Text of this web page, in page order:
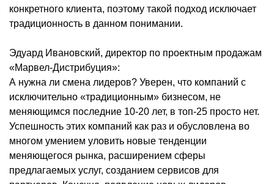
конкретного клиента, поэтому такой подход исключает
традиционность в данном понимании.
Эдуард Ивановский, директор по проектным продажам
«Марвел-Дистрибуция»:
А нужна ли смена лидеров? Уверен, что компаний с
исключительно «традиционным» бизнесом, не
меняющимся последние 10-20 лет, в топ-25 просто нет.
Успешность этих компаний как раз и обусловлена во
многом умением уловить новые тенденции
меняющегося рынка, расширением сферы
предлагаемых услуг, созданием сервисов для